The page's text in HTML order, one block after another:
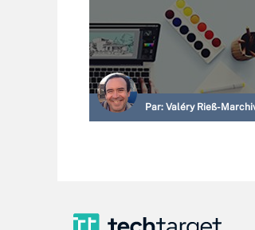
Par: Valéry Rieß-